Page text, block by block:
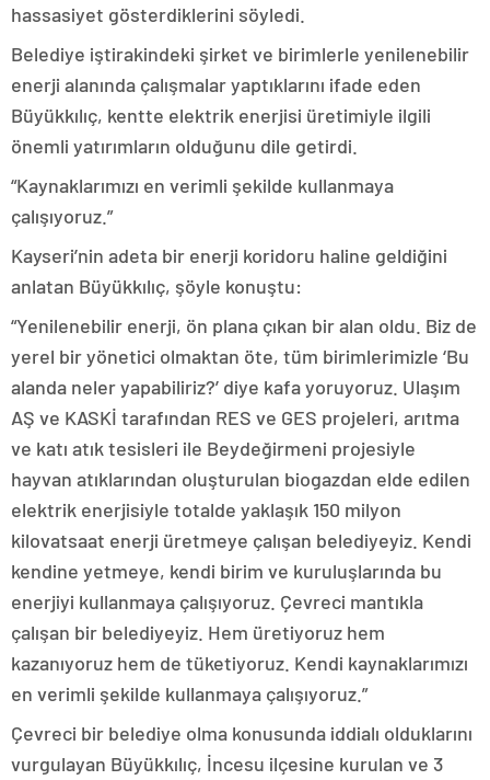
hassasiyet gösterdiklerini söyledi.
Belediye iştirakindeki şirket ve birimlerle yenilenebilir
enerji alanında çalışmalar yaptıklarını ifade eden
Büyükkılıç, kentte elektrik enerjisi üretimiyle ilgili
önemli yatırımların olduğunu dile getirdi.
“Kaynaklarımızı en verimli şekilde kullanmaya
çalışıyoruz.”
Kayseri’nin adeta bir enerji koridoru haline geldiğini
anlatan Büyükkılıç, şöyle konuştu:
“Yenilenebilir enerji, ön plana çıkan bir alan oldu. Biz de
yerel bir yönetici olmaktan öte, tüm birimlerimizle ‘Bu
alanda neler yapabiliriz?’ diye kafa yoruyoruz. Ulaşım
AŞ ve KASKİ tarafından RES ve GES projeleri, arıtma
ve katı atık tesisleri ile Beydeğirmeni projesiyle
hayvan atıklarından oluşturulan biogazdan elde edilen
elektrik enerjisiyle totalde yaklaşık 150 milyon
kilovatsaat enerji üretmeye çalışan belediyeyiz. Kendi
kendine yetmeye, kendi birim ve kuruluşlarında bu
enerjiyi kullanmaya çalışıyoruz. Çevreci mantıkla
çalışan bir belediyeyiz. Hem üretiyoruz hem
kazanıyoruz hem de tüketiyoruz. Kendi kaynaklarımızı
en verimli şekilde kullanmaya çalışıyoruz.”
Çevreci bir belediye olma konusunda iddialı olduklarını
vurgulayan Büyükkılıç, İncesu ilçesine kurulan ve 3